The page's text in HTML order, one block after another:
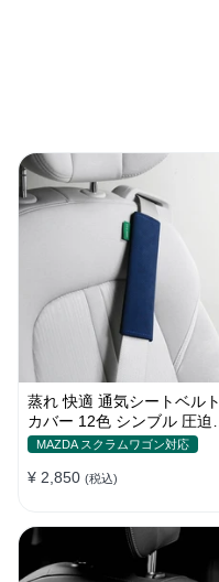
蒸れ 快適 通気シートベルト
カバー 12色 シンブル 圧迫感
軽減 保護 肩当てパッド
MAZDA スクラムワゴン対応
¥ 2,850 (税込)